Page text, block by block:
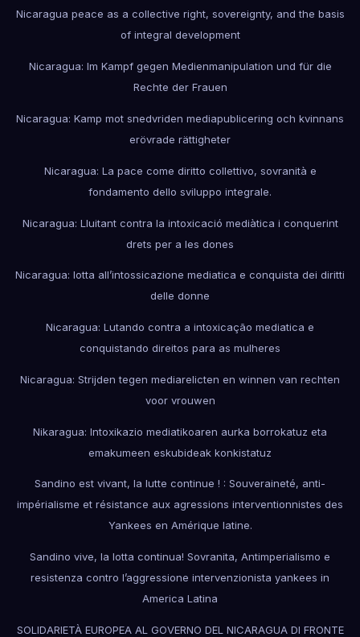
Nicaragua peace as a collective right, sovereignty, and the basis
of integral development
Nicaragua: Im Kampf gegen Medienmanipulation und für die
Rechte der Frauen
Nicaragua: Kamp mot snedvriden mediapublicering och kvinnans
erövrade rättigheter
Nicaragua: La pace come diritto collettivo, sovranità e
fondamento dello sviluppo integrale.
Nicaragua: Lluitant contra la intoxicació mediàtica i conquerint
drets per a les dones
Nicaragua: lotta all’intossicazione mediatica e conquista dei diritti
delle donne
Nicaragua: Lutando contra a intoxicação mediatica e
conquistando direitos para as mulheres
Nicaragua: Strijden tegen mediarelicten en winnen van rechten
voor vrouwen
Nikaragua: Intoxikazio mediatikoaren aurka borrokatuz eta
emakumeen eskubideak konkistatuz
Sandino est vivant, la lutte continue ! : Souveraineté, anti-
impérialisme et résistance aux agressions interventionnistes des
Yankees en Amérique latine.
Sandino vive, la lotta continua! Sovranita, Antimperialismo e
resistenza contro l’aggressione intervenzionista yankees in
America Latina
SOLIDARIETÀ EUROPEA AL GOVERNO DEL NICARAGUA DI FRONTE